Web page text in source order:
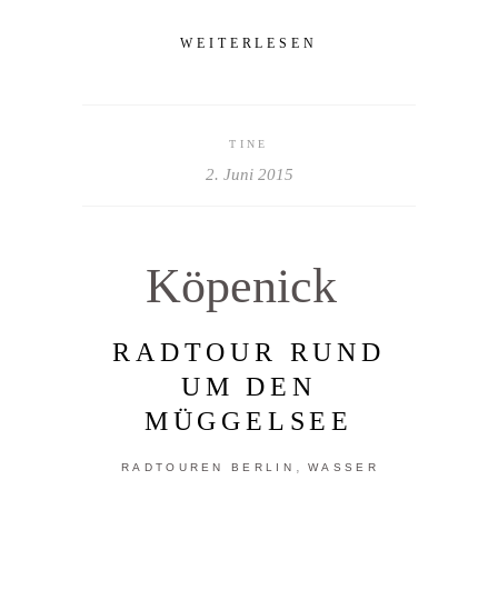
WEITERLESEN
TINE
2. Juni 2015
Köpenick
RADTOUR RUND
UM DEN
MÜGGELSEE
RADTOUREN BERLIN , WASSER